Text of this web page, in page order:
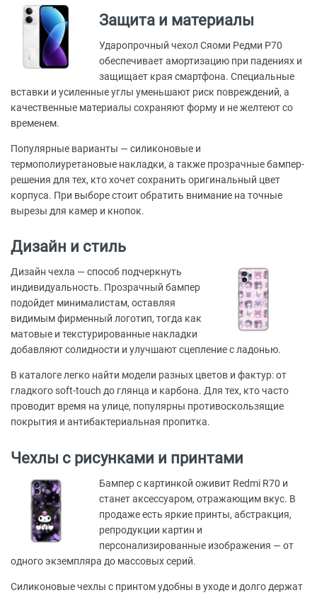
Защита и материалы
Ударопрочный чехол Сяоми Редми Р70
обеспечивает амортизацию при падениях и
защищает края смартфона. Специальные
вставки и усиленные углы уменьшают риск повреждений, а
качественные материалы сохраняют форму и не желтеют со
временем.
Популярные варианты — силиконовые и
термополиуретановые накладки, а также прозрачные бампер-
решения для тех, кто хочет сохранить оригинальный цвет
корпуса. При выборе стоит обратить внимание на точные
вырезы для камер и кнопок.
Дизайн и стиль
Дизайн чехла — способ подчеркнуть
индивидуальность. Прозрачный бампер
подойдет минималистам, оставляя
видимым фирменный логотип, тогда как
матовые и текстурированные накладки
добавляют солидности и улучшают сцепление с ладонью.
В каталоге легко найти модели разных цветов и фактур: от
гладкого soft-touch до глянца и карбона. Для тех, кто часто
проводит время на улице, популярны противоскользящие
покрытия и антибактериальная пропитка.
Чехлы с рисунками и принтами
Бампер с картинкой оживит Redmi R70 и
станет аксессуаром, отражающим вкус. В
продаже есть яркие принты, абстракция,
репродукции картин и
персонализированные изображения — от
одного экземпляра до массовых серий.
Силиконовые чехлы с принтом удобны в уходе и долго держат